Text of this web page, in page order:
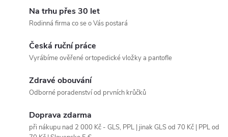
Na trhu přes 30 let
Rodinná firma co se o Vás postará
Česká ruční práce
Vyrábíme ověřené ortopedické vložky a pantofle
Zdravé obouvání
Odborné poradenství od prvních krůčků
Doprava zdarma
při nákupu nad 2 000 Kč - GLS, PPL | jinak GLS od 70 Kč | PPL od